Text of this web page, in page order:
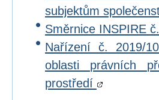
subjektům
Směrnice INSPIRE
Nařízení č. 2019/
oblasti právních
prostředí